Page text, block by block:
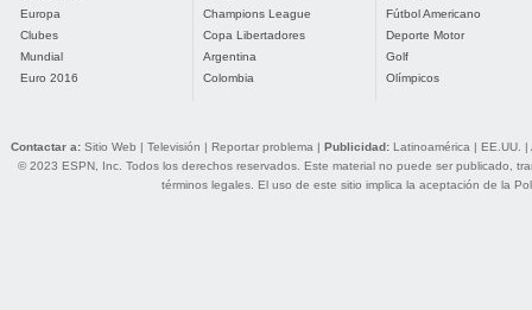
Europa
Clubes
Mundial
Euro 2016
Champions League
Copa Libertadores
Argentina
Colombia
Fútbol Americano
Deporte Motor
Golf
Olímpicos
Contactar a: Sitio Web | Televisión | Reportar problema | Publicidad: Latinoamérica | EE.UU. |
© 2023 ESPN, Inc. Todos los derechos reservados. Este material no puede ser publicado,
términos legales. El uso de este sitio implica la aceptación de la